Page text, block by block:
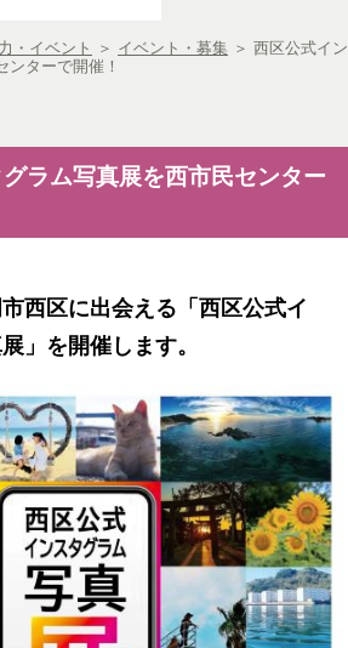
・イベント ＞ イベント・募集 ＞ 西区公式イン
ンターで開催！
ラム写真展を西市民センター
西区に出会える「西区公式イ
」を開催します。